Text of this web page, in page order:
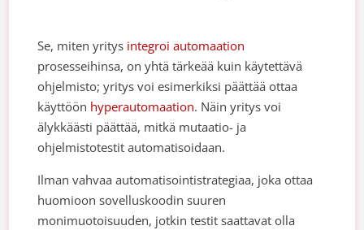
Se, miten yritys integroi automaation
prosesseihinsa, on yhtä tärkeää kuin käytettävä
ohjelmisto; yritys voi esimerkiksi päättää ottaa
käyttöön hyperautomaation. Näin yritys voi
älykkäästi päättää, mitkä mutaatio- ja
ohjelmistotestit automatisoidaan.
Ilman vahvaa automatisointistrategiaa, joka ottaa
huomioon sovelluskoodin suuren
monimuotoisuuden, jotkin testit saattavat olla